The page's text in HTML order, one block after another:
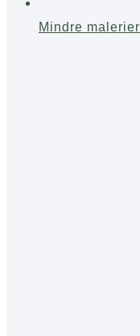
Mindre malerier